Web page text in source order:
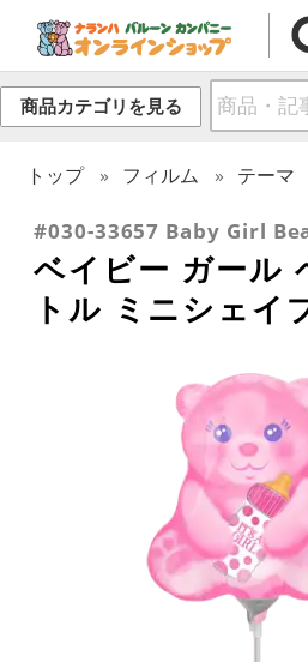
商品カテゴリを見る
トップ フィルム テーマ
#030-33657 Baby Girl
ベイビー ガール
トル ミニシェイ